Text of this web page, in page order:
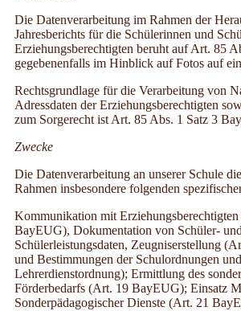
Die Datenverarbeitung im Rahmen der
Jahresberichts für die Schülerinnen und
Erziehungsberechtigten beruht auf Art. 85
gegebenenfalls im Hinblick auf Fotos auf
Rechtsgrundlage für die Verarbeitung von
Adressdaten der Erziehungsberechtigten
zum Sorgerecht ist Art. 85 Abs. 1 Satz 3
Zwecke
Die Datenverarbeitung an unserer Schule
Rahmen insbesondere folgenden
Kommunikation mit
BayEUG), Dokumentation von Schüler- und
Schülerleistungsdaten, Zeugniserstellung
und Bestimmungen der Schulordnungen
Lehrerdienstordnung); Ermittlung des
Förderbedarfs (Art. 19 BayEUG); Einsatz
Sonderpädagogischer Dienste (Art. 21